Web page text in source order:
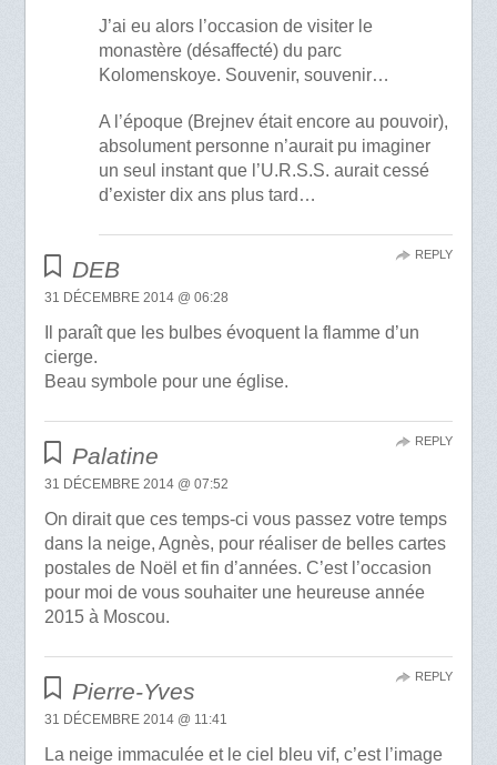
J’ai eu alors l’occasion de visiter le
monastère (désaffecté) du parc
Kolomenskoye. Souvenir, souvenir…
A l’époque (Brejnev était encore au pouvoir),
absolument personne n’aurait pu imaginer
un seul instant que l’U.R.S.S. aurait cessé
d’exister dix ans plus tard…
DEB
31 DÉCEMBRE 2014 @ 06:28
Il paraît que les bulbes évoquent la flamme d’un
cierge.
Beau symbole pour une église.
REPLY
Palatine
31 DÉCEMBRE 2014 @ 07:52
On dirait que ces temps-ci vous passez votre temps
dans la neige, Agnès, pour réaliser de belles cartes
postales de Noël et fin d’années. C’est l’occasion
pour moi de vous souhaiter une heureuse année
2015 à Moscou.
REPLY
Pierre-Yves
31 DÉCEMBRE 2014 @ 11:41
La neige immaculée et le ciel bleu vif, c’est l’image
REPLY